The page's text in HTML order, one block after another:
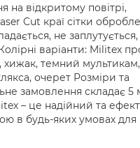
на відкритому повітрі,
Cut краї сітки
не
варіанти: Militex
хижак, темний мультикам,
очерет Розміри та
замовлення складає 5
– це надійний та
в будь-яких умовах для